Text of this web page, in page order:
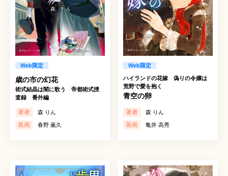
Web限定
歳の市の幻花
術式結晶は闇に歌う 帝都術式捜
査録 番外編
著者 森 りん
装画 春野 薫久
Web限定
ハイランドの花嫁 偽りの令嬢は
荒野で愛を抱く
青空の卵
著者 森 りん
装画 亀井 高秀